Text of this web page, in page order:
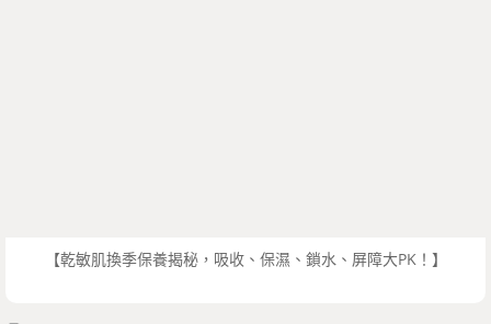
【乾敏肌換季保養揭秘，吸收、保濕、鎖水、屏障大PK！】